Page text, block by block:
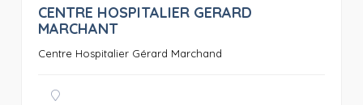
CENTRE HOSPITALIER GERARD
MARCHANT
Centre Hospitalier Gérard Marchand